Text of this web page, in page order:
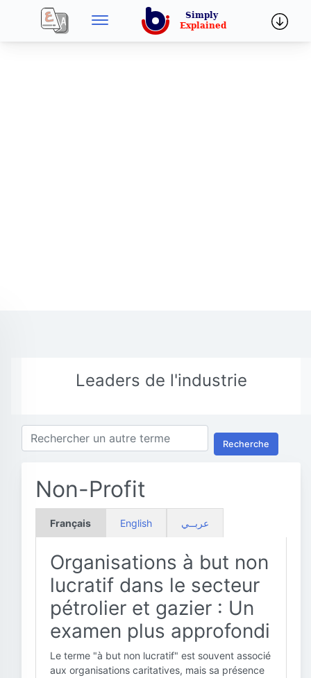
Leaders de l'industrie
Recherche
Non-Profit
Français English عربــي
Organisations à but non
lucratif dans le secteur
pétrolier et gazier : Un
examen plus approfondi
Le terme "à but non lucratif" est souvent associé
aux organisations caritatives, mais sa présence